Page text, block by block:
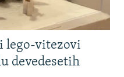
lego-vitezovi
devedesetih